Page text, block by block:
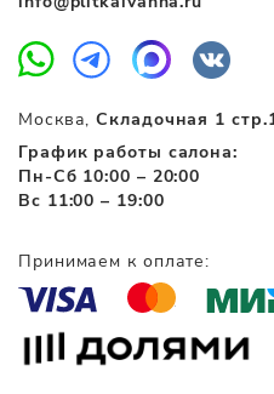
Москва,Складочная 1
График работы салона:
Пн-Сб 10:00 – 20:00
Вс 11:00 – 19:00
Принимаем к оплате: